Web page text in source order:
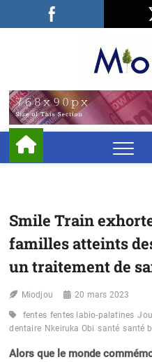
Facebook
LinkedIn
Smile Train
familles atteints
un traitement de
Miodjou 20 mars 2023
fentes fentes labio-palatines
dentaire Nkeiruka Obi santé santé
Alors que le monde